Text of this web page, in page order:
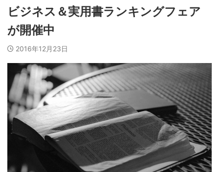
ビジネス＆実用書ランキングフェア
が開催中
2016年12月23日